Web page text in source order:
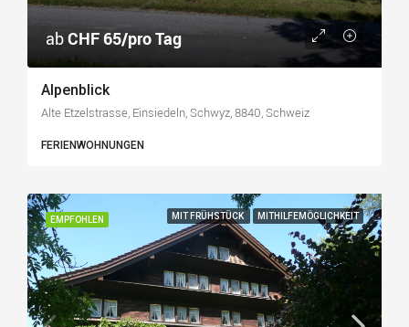
abCHF 65/pro Tag
Alpenblick
Alte Etzelstrasse, Einsiedeln, Schwyz, 8840, Schweiz
FERIENWOHNUNGEN
EMPFOHLEN MIT FRÜHSTÜCK MITHILFEMÖGLICHKEIT